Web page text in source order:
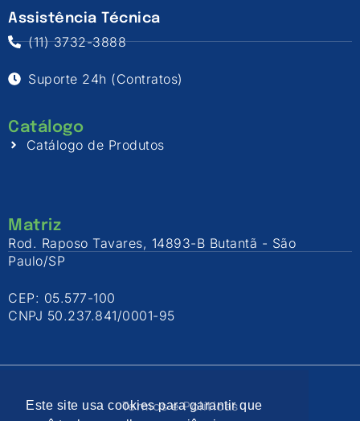
Assistência Técnica
(11) 3732-3888
Suporte 24h (Contratos)
Catálogo
Catálogo de Produtos
Matriz
Rod. Raposo Tavares, 14893-B Butantã - São
Paulo/SP
CEP: 05.577-100
CNPJ 50.237.841/0001-95
Termos e Políticas
Este site usa cookies para garantir que